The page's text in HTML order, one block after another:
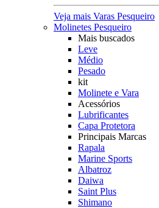
Veja mais Varas Pesqueiro
Molinetes Pesqueiro
Mais buscados
Leve
Médio
Pesado
kit
Molinete e Vara
Acessórios
Lubrificantes
Capa Protetora
Principais Marcas
Rapala
Marine Sports
Albatroz
Daiwa
Saint Plus
Shimano